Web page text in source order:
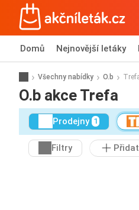
Domů Nejnovější letáky
Všechny nabídky O.b
O.b akce Trefa
Prodejny 1
Filtry Přidat